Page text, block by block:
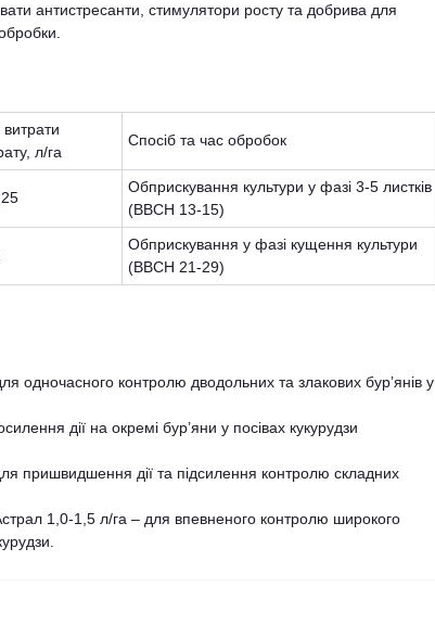
антистресанти, стимулятори росту та добрива для
л/га
Спосіб та час обробок
Обприскування культури у фазі 3-5 листків
(BBCH 13-15)
Обприскування у фазі кущення культури
(ВВСН 21-29)
одночасного контролю дводольних та злакових бур’янів у
дії на окремі бур’яни у посівах кукурудзи
пришвидшення дії та підсилення контролю складних
1,0-1,5 л/га – для впевненого контролю широкого